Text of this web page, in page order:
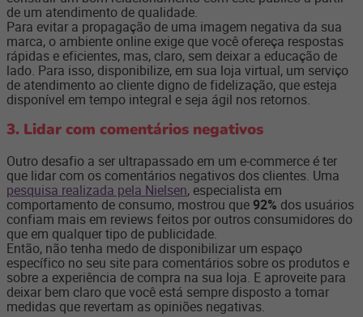
de um atendimento de qualidade.
Para evitar a propagação de uma imagem negativa da sua
marca, o ambiente online exige que você ofereça respostas
rápidas e eficientes, mas, claro, sem deixar a educação de
lado. Para isso, disponibilize, em sua loja virtual, um serviço
de atendimento ao cliente digno de fidelização, que esteja
disponível em tempo integral e seja ágil nos retornos.
3. Lidar com comentários negativos
Outro desafio a ser ultrapassado em um e-commerce é ter
que lidar com os comentários negativos dos clientes. Uma
pesquisa realizada pela Nielsen, especialista em
comportamento de consumo, mostrou que 92% dos usuários
confiam mais em reviews feitos por outros consumidores do
que em qualquer tipo de publicidade.
Então, não tenha medo de disponibilizar um espaço
específico no seu site para comentários sobre os produtos e
sobre a experiência de compra na sua loja. E aproveite para
deixar bem claro que você está sempre disposto a tomar
medidas que revertam as opiniões negativas.